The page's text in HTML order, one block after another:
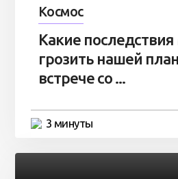
Космос
Какие последствия
грозить нашей
встрече со ...
3 минуты